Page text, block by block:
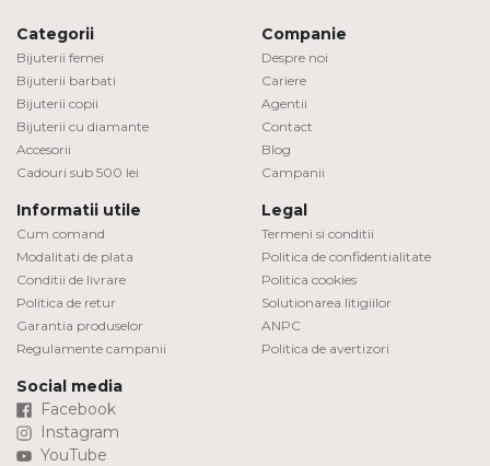
Categorii
Bijuterii femei
Bijuterii barbati
Bijuterii copii
Bijuterii cu diamante
Accesorii
Cadouri sub 500 lei
Companie
Despre noi
Cariere
Agentii
Contact
Blog
Campanii
Informatii utile
Cum comand
Modalitati de plata
Conditii de livrare
Politica de retur
Garantia produselor
Regulamente campanii
Legal
Termeni si conditii
Politica de confidentialitate
Politica cookies
Solutionarea litigiilor
ANPC
Politica de avertizori
Social media
Facebook
Instagram
YouTube